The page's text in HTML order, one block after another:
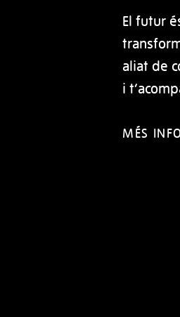
El futur
aliat de
i
MÉS